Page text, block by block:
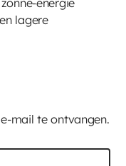
energie
lagere
mail te ontvangen.